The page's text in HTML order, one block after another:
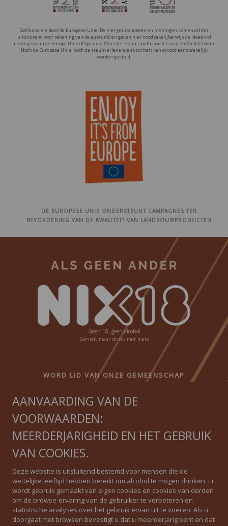
Gefinancierd door de Europese Unie. De hier geuite ideeën en meningen komen echter
uitsluitend voor rekening van de auteur(s) en geven niet noodzakelijkerwijs de ideeën of
meningen van de Europe Unie of Spaanse Ministerie van Landbouw, Visserij en Voedsel weer.
Noch de Europese Unie, noch de steunverlenende autoriteit kan ervoor aansprakelijk
worden gesteld.
DE EUROPESE UNIE ONDERSTEUNT CAMPAGNES TER
BEVORDERING VAN DE KWALITEIT VAN LANDBOUWPRODUCTEN
Geen 18, geen alcohol
Geniet, maar drink met mate
WORD LID VAN ONZE GEMEENSCHAP
Ontvang onze nieuwsbrief
Privacybeleid
Cookiebeleid
AANVAARDING VAN DE
VOORWAARDEN:
MEERDERJARIGHEID EN HET GEBRUIK
VAN COOKIES.
Deze website is uitsluitend bestemd voor mensen die de
wettelijke leeftijd hebben bereikt om alcohol te mogen drinken. Er
wordt gebruik gemaakt van eigen cookies en cookies van derden
om de browse-ervaring van de gebruiker te verbeteren en
statistische analyses over het gebruik ervan uit te voeren. Als u
doorgaat met browsen bevestigt u dat u meerderjarig bent en dat